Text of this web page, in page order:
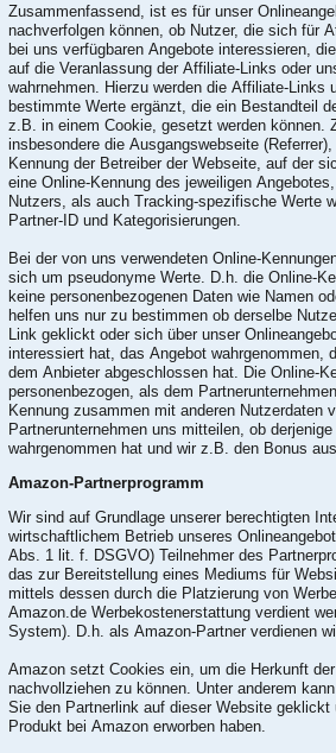
Zusammenfassend, ist es für unser
nachverfolgen können, ob Nutzer, die sich für
bei uns verfügbaren Angebote interessieren,
auf die Veranlassung der Affiliate-Links oder
wahrnehmen. Hierzu werden die Affiliate-Links
bestimmte Werte ergänzt, die ein Bestandteil
z.B. in einem Cookie, gesetzt werden können.
insbesondere die Ausgangswebseite
Kennung der Betreiber der Webseite, auf der
eine Online-Kennung des jeweiligen
Nutzers, als auch Tracking-spezifische Werte
Partner-ID und Kategorisierungen.
Bei der von uns verwendeten Online-
sich um pseudonyme Werte. D.h. die Online-
keine personenbezogenen Daten wie Namen
helfen uns nur zu bestimmen ob derselbe
Link geklickt oder sich über unser
interessiert hat, das Angebot wahrgenommen,
dem Anbieter abgeschlossen hat. Die Online-
personenbezogen, als dem
Kennung zusammen mit anderen Nutzerdaten
Partnerunternehmen uns mitteilen, ob
wahrgenommen hat und wir z.B. den Bonus
Amazon-Partnerprogramm
Wir sind auf Grundlage unserer berechtigten
wirtschaftlichem Betrieb unseres
Abs. 1 lit. f. DSGVO) Teilnehmer des
das zur Bereitstellung eines Mediums für
mittels dessen durch die Platzierung von
Amazon.de Werbekostenerstattung verdient
System). D.h. als Amazon-Partner verdienen
Amazon setzt Cookies ein, um die Herkunft
nachvollziehen zu können. Unter anderem
Sie den Partnerlink auf dieser Website geklickt
Produkt bei Amazon erworben haben.